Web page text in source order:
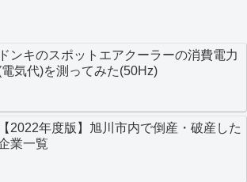
ドンキのスポットエアクーラーの消費電力
電気代)を測ってみた(50Hz)
【2022年度版】旭川市内で倒産・破産した
業一覧